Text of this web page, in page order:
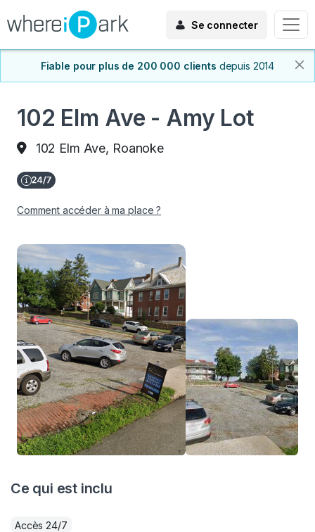
Se connecter
Fiable pour plus de 200 000 clients depuis 2014
102 Elm Ave - Amy Lot
102 Elm Ave, Roanoke
Comment accéder à ma place ?
Ce qui est inclu
Accès 24/7